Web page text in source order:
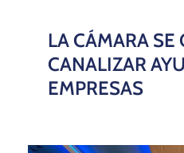
LA CÁMARA SE
CANALIZAR
EMPRESAS